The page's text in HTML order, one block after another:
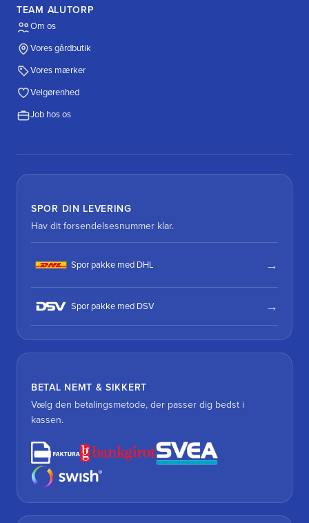
TEAM ALUTORP
Om os
Vores gårdbutik
Vores mærker
Velgørenhed
Job hos os
SPOR DIN LEVERING
Hav dit forsendelsesnummer klar.
Spor pakke med DHL
Spor pakke med DSV
BETAL NEMT & SIKKERT
Vælg den betalingsmetode, der passer dig bedst i
kassen.